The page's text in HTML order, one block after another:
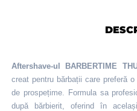
Aftershave-ul BARBERTIME
creat pentru bărbații care preferă
de prospețime. Formula sa
după bărbierit, oferind în